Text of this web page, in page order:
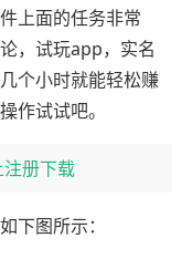
上面的任务非常
，试玩app，实名
个小时就能轻松赚
作试试吧。
册下载
下图所示：